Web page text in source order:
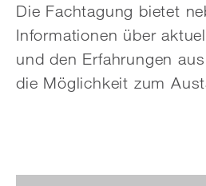
Die Fachtagung bietet
Informationen über
und den Erfahrungen
die Möglichkeit zum